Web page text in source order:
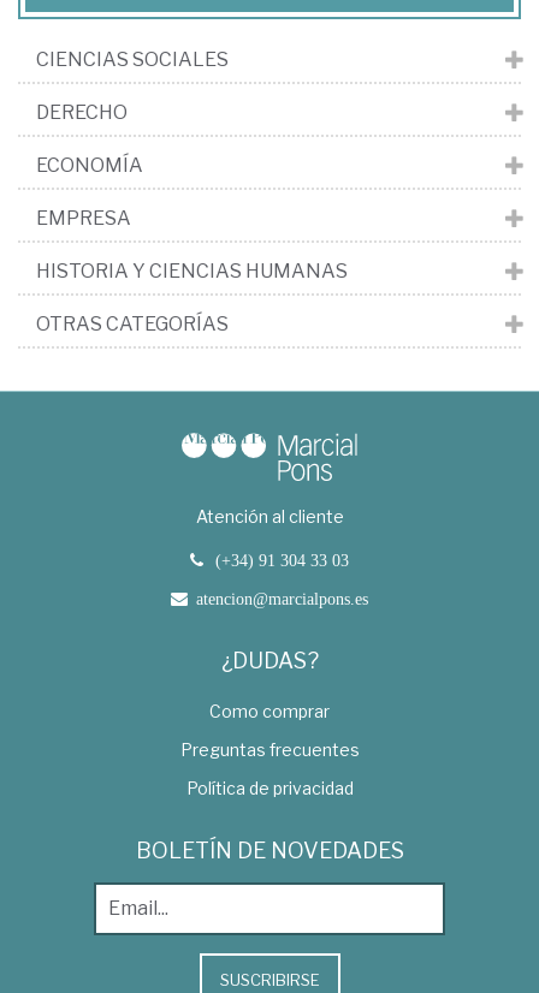
CIENCIAS SOCIALES
DERECHO
ECONOMÍA
EMPRESA
HISTORIA Y CIENCIAS HUMANAS
OTRAS CATEGORÍAS
Atención al cliente
(+34) 91 304 33 03
atencion@marcialpons.es
¿DUDAS?
Como comprar
Preguntas frecuentes
Política de privacidad
BOLETÍN DE NOVEDADES
SUSCRIBIRSE